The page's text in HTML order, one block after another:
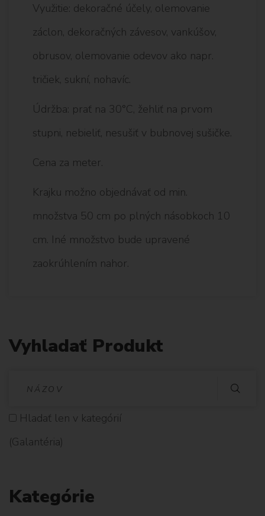
Využitie: dekoračné účely, olemovanie
záclon, dekoračných závesov, vankúšov,
obrusov, olemovanie odevov ako napr.
tričiek, sukní, nohavíc.
Údržba: prať na 30°C, žehliť na prvom
stupni, nebieliť, nesušiť v bubnovej sušičke.
Cena za meter.
Krajku možno objednávať od min.
množstva 50 cm po plných násobkoch 10
cm. Iné množstvo bude upravené
zaokrúhlením nahor.
Vyhladať Produkt
D
Hladať len v kategórií
(Galantéria)
Kategórie